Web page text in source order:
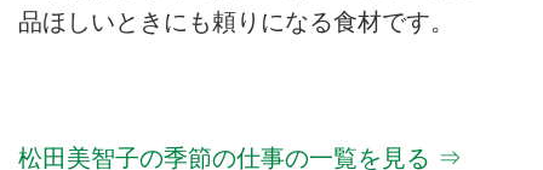
品ほしいときにも頼りになる食材です。
松田美智子の季節の仕事の一覧を見る ⇒